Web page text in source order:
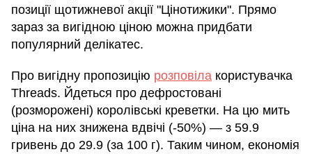
позиції щотижневої акції "Цінотижики". Прямо
зараз за вигідною ціною можна придбати
популярний делікатес.
Про вигідну пропозицію розповіла користувачка
Threads. Йдеться про дефростовані
(розморожені) королівські креветки. На цю мить
ціна на них знижена вдвічі (-50%) — з 59.9
гривень до 29.9 (за 100 г). Таким чином, економія